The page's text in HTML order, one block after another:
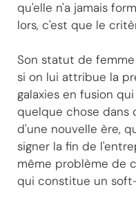
qu'elle n'a jamais
lors, c'est que le
Son statut de
si on lui attribue la
galaxies en fusion
quelque chose
d'une nouvelle ère,
signer la fin de
même problème de
qui constitue un